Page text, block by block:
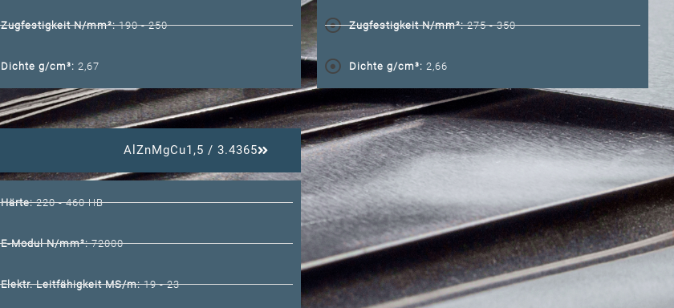
Zugfestigkeit N/mm²:190 - 250
Dichte g/cm³: 2,67
AlZnMgCu1,5 / 3.4365
Härte:220 - 460 HB
E-Modul N/mm²:72000
Elektr. Leitfähigkeit MS/m:19 - 23
Zugfestigkeit N/mm²:275 - 350
Dichte g/cm³: 2,66